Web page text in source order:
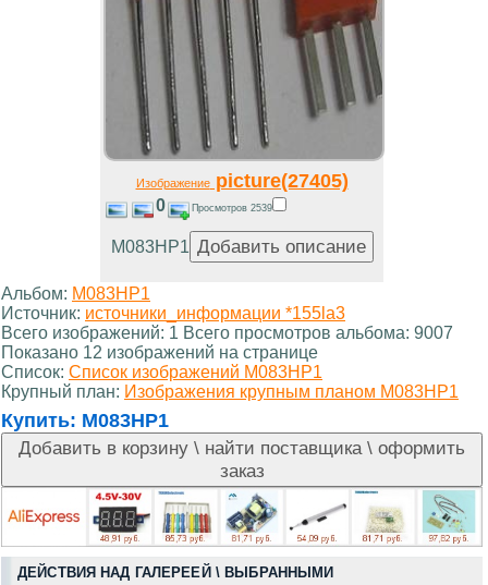
Изображениеpicture(27405)
0 Просмотров 2539
М083НР1
Альбом: М083НР1
Источник: источники_информации *155la3
Всего изображений: 1 Всего просмотров альбома: 9007
Показано 12 изображений на странице
Список: Список изображений М083НР1
Крупный план: Изображения крупным планом М083НР1
Купить: М083НР1
ДЕЙСТВИЯ НАД ГАЛЕРЕЕЙ \ ВЫБРАННЫМИ